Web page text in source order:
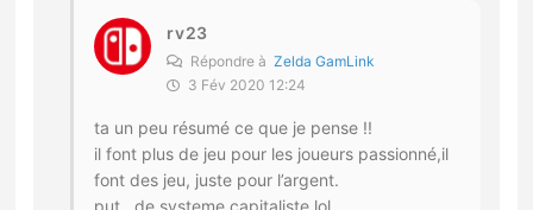
rv23
Répondre àZelda GamLink
3 Fév 2020 12:24
ta un peu résumé ce que je pense !!
il font plus de jeu pour les joueurs passionné,il
font des jeu, juste pour l’argent.
put.. de systeme capitaliste lol